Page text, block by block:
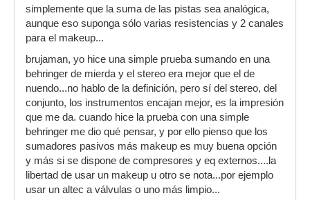
simplemente que la suma de las pistas sea analógica,
aunque eso suponga sólo varias resistencias y 2 canales
para el makeup...
brujaman, yo hice una simple prueba sumando en una
behringer de mierda y el stereo era mejor que el de
nuendo...no hablo de la definición, pero sí del stereo, del
conjunto, los instrumentos encajan mejor, es la impresión
que me da. cuando hice la prueba con una simple
behringer me dio qué pensar, y por ello pienso que los
sumadores pasivos más makeup es muy buena opción
y más si se dispone de compresores y eq externos....la
libertad de usar un makeup u otro se nota...por ejemplo
usar un altec a válvulas o uno más limpio...